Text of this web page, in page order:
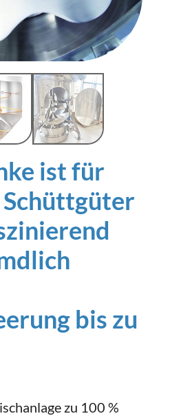
ist für
bis zu
zu 100 %